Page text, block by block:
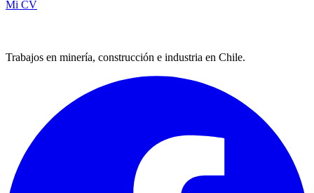
Mi CV
Trabajos en minería, construcción e industria en Chile.